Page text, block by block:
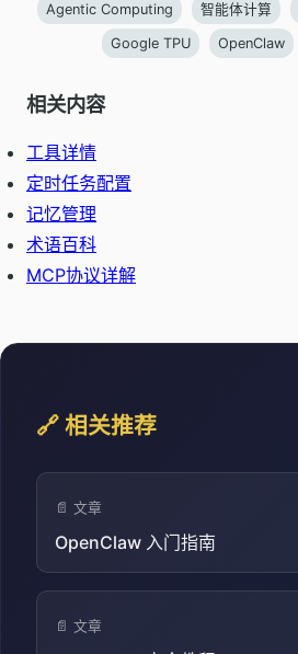
Agentic Computing 智能体计算
Google TPU OpenClaw
相关内容
工具详情
定时任务配置
记忆管理
术语百科
MCP协议详解
🔗 相关推荐
📄 文章
OpenClaw 入门指南
📄 文章